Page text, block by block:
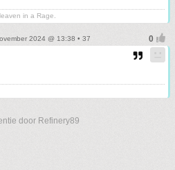
in a Rage.
2024 @ 13:38 • 37
door Refinery89